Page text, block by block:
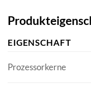
EIGENSCHAFT
Prozessorkerne